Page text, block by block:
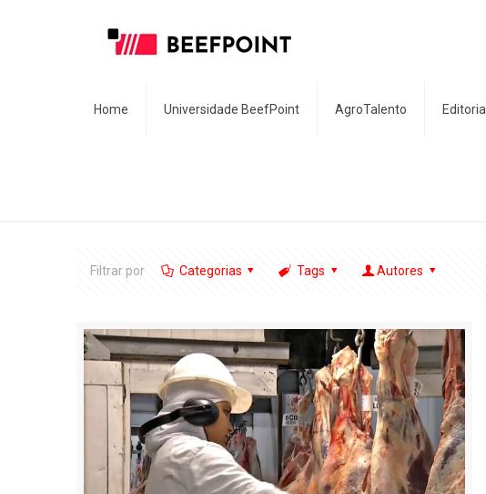
Home Universidade BeefPoint AgroTalento Editorial
Filtrar por Categorias Tags Autores